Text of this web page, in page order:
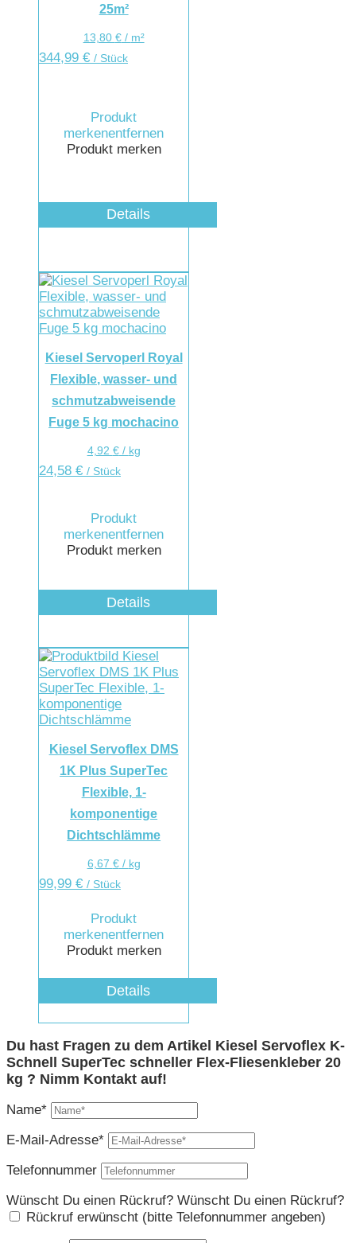
25m²
13,80 €/ m²
344,99 € / Stück
Produkt
merkenentfernen
Produkt merken
Details
Kiesel Servoperl Royal
Flexible, wasser- und
schmutzabweisende
Fuge 5 kg mochacino
4,92 €/ kg
24,58 € / Stück
Produkt
merkenentfernen
Produkt merken
Details
Kiesel Servoflex DMS
1K Plus SuperTec
Flexible, 1-
komponentige
Dichtschlämme
6,67 €/ kg
99,99 € / Stück
Produkt
merkenentfernen
Produkt merken
Details
Du hast Fragen zu dem Artikel Kiesel Servoflex K-
Schnell SuperTec schneller Flex-Fliesenkleber 20
kg ? Nimm Kontakt auf!
Name*
E-Mail-Adresse*
Telefonnummer
Wünscht Du einen Rückruf? Wünscht Du einen Rückruf?
Rückruf erwünscht (bitte Telefonnummer angeben)